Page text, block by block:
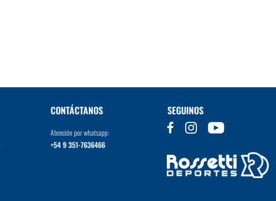
CONTÁCTANOS
Atención por whatsapp:
+54 9 351-7636466
SEGUINOS